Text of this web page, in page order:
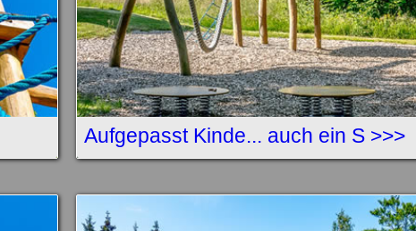
Aufgepasst Kinde... auch ein S >>>